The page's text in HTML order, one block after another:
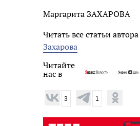
Маргарита ЗАХАРОВА
Читать все статьи автора
Захарова
Читайте
нас в
3 1